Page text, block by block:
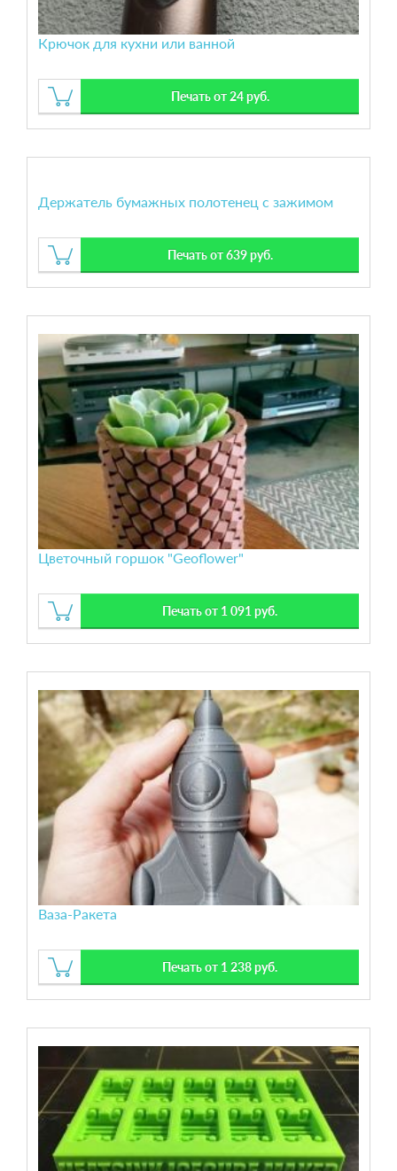
Крючок для кухни или ванной
Печать от 24 руб.
Держатель бумажных полотенец с зажимом
Печать от 639 руб.
Цветочный горшок "Geoflower"
Печать от 1 091 руб.
Ваза-Ракета
Печать от 1 238 руб.